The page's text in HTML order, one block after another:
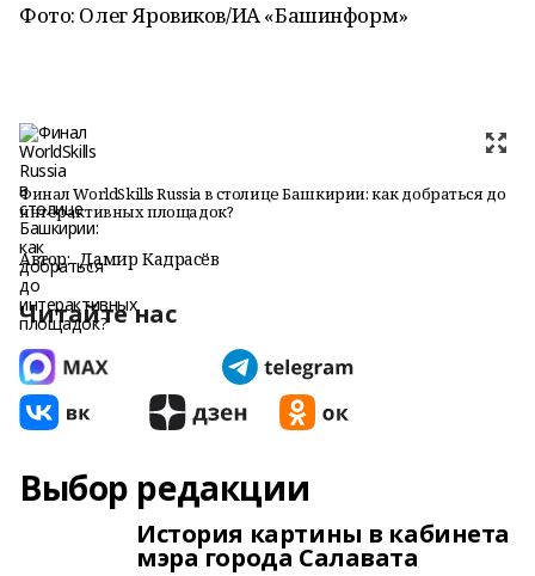
Фото: Олег Яровиков/ИА «Башинформ»
Финал WorldSkills Russia в столице Башкирии: как добраться до
интерактивных площадок?
Автор: Дамир Кадрасёв
Читайте нас
Выбор редакции
История картины в кабинета
мэра города Салавата